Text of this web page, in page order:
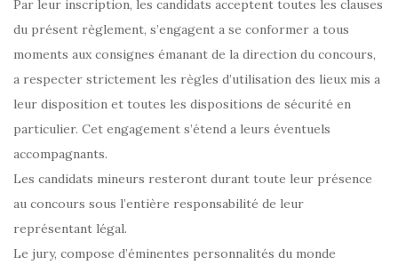
Par leur inscription, les candidats acceptent toutes les clauses
du présent règlement, s’engagent a se conformer a tous
moments aux consignes émanant de la direction du concours,
a respecter strictement les règles d’utilisation des lieux mis a
leur disposition et toutes les dispositions de sécurité en
particulier. Cet engagement s’étend a leurs éventuels
accompagnants.
Les candidats mineurs resteront durant toute leur présence
au concours sous l’entière responsabilité de leur
représentant légal.
Le jury, compose d’éminentes personnalités du monde